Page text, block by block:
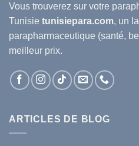
Vous trouverez sur votre
Tunisie tunisiepara.com, un
parapharmaceutique (santé,
meilleur prix.
ARTICLES DE BLOG